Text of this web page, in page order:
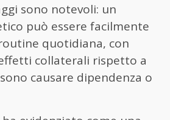
sono notevoli: un
può essere facilmente
quotidiana, con
collaterali rispetto a
causare dipendenza o